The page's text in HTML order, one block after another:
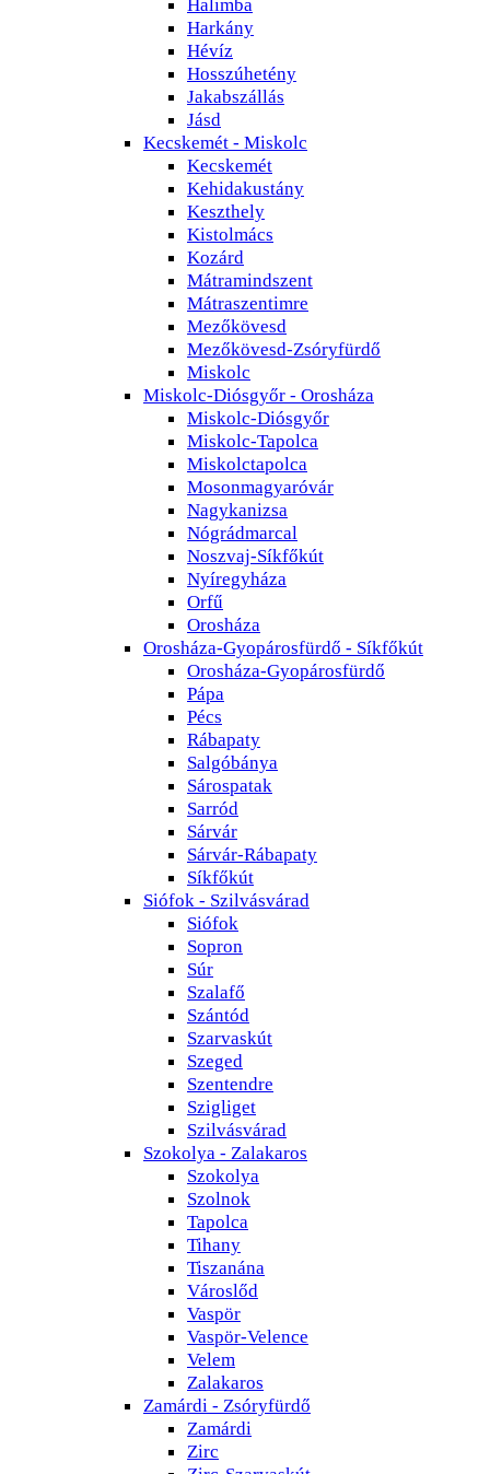
Harkány
Hévíz
Hosszúhetény
Jakabszállás
Jásd
Kecskemét - Miskolc
Kecskemét
Kehidakustány
Keszthely
Kistolmács
Kozárd
Mátramindszent
Mátraszentimre
Mezőkövesd
Mezőkövesd-Zsóryfürdő
Miskolc
Miskolc-Diósgyőr - Orosháza
Miskolc-Diósgyőr
Miskolc-Tapolca
Miskolctapolca
Mosonmagyaróvár
Nagykanizsa
Nógrádmarcal
Noszvaj-Síkfőkút
Nyíregyháza
Orfű
Orosháza
Orosháza-Gyopárosfürdő - Síkfőkút
Orosháza-Gyopárosfürdő
Pápa
Pécs
Rábapaty
Salgóbánya
Sárospatak
Sarród
Sárvár
Sárvár-Rábapaty
Síkfőkút
Siófok - Szilvásvárad
Siófok
Sopron
Súr
Szalafő
Szántód
Szarvaskút
Szeged
Szentendre
Szigliget
Szilvásvárad
Szokolya - Zalakaros
Szokolya
Szolnok
Tapolca
Tihany
Tiszanána
Városlőd
Vaspör
Vaspör-Velence
Velem
Zalakaros
Zamárdi - Zsóryfürdő
Zamárdi
Zirc